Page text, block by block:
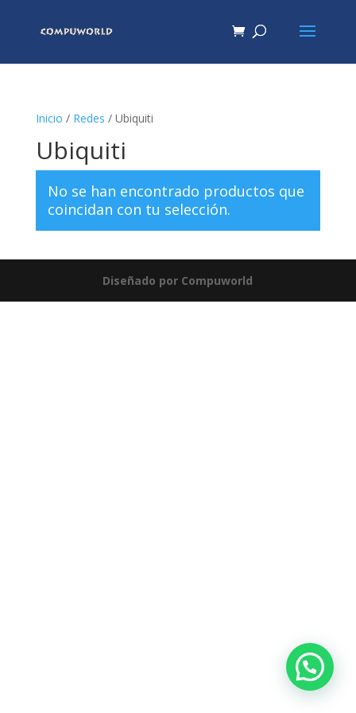
Inicio / Redes / Ubiquiti
Ubiquiti
No se han encontrado productos que
coincidan con tu selección.
Diseñado por Compuworld